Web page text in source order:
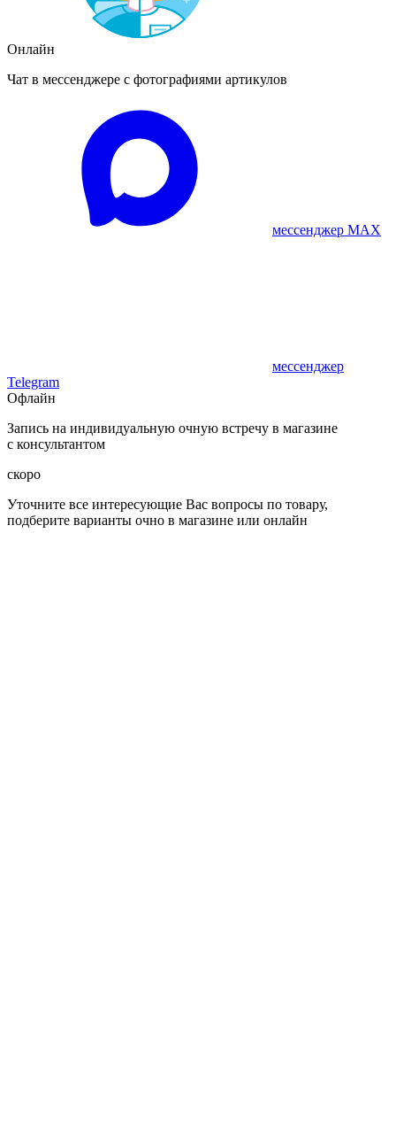
Онлайн
Чат в мессенджере с фотографиями артикулов
мессенджер MAX
мессенджер
Telegram
Офлайн
Запись на индивидуальную очную встречу в магазине
с консультантом
скоро
Уточните все интересующие Вас вопросы по товару,
подберите варианты очно в магазине или онлайн